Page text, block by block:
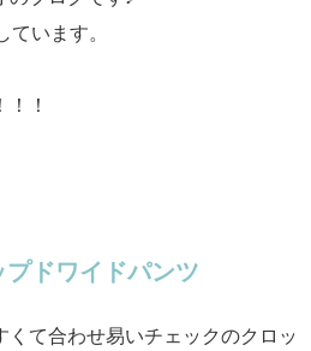
います。
！
ドワイドパンツ
て合わせ易いチェックのクロッ